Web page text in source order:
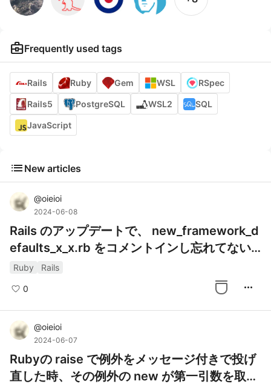
business_centerFrequently used tags
Rails Ruby Gem WSL RSpec
Rails5 PostgreSQL WSL2 SQL
JavaScript
list New articles
@oieioi
2024-06-08
Rails のアップデートで、 new_framework_d
efaults_x_x.rb をコメントインし忘れてない
ですか？
Ruby Rails
0 more_horiz
@oieioi
2024-06-07
Rubyの raise で例外をメッセージ付きで投げ
直した時、その例外の new が第一引数を取れ